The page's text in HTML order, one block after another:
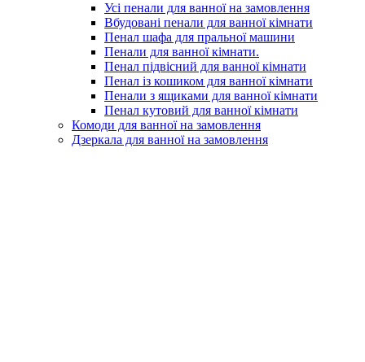
Усі пенали для ванної на замовлення
Вбудовані пенали для ванної кімнати
Пенал шафа для пральної машини
Пенали для ванної кімнати.
Пенал підвісний для ванної кімнати
Пенал із кошиком для ванної кімнати
Пенали з ящиками для ванної кімнати
Пенал кутовий для ванної кімнати
Комоди для ванної на замовлення
Дзеркала для ванної на замовлення